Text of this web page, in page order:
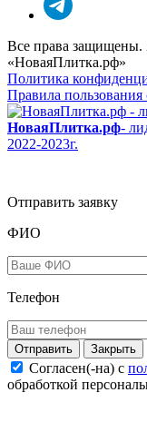
Все права защищены.
«НоваяПлитка.рф»
Политика
Правила пользования
НоваяПлитка.рф-
2022-2023г.
Отправить заявку
ФИО
Телефон
Закрыть
Согласен(-на) c
обработкой